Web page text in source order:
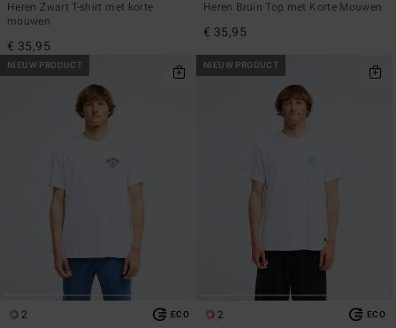
Heren Zwart T-shirt met korte
mouwen
€ 35,95
Heren Bruin Top met Korte Mouwen
€ 35,95
NIEUW PRODUCT
2 ECO
NIEUW PRODUCT
2 ECO